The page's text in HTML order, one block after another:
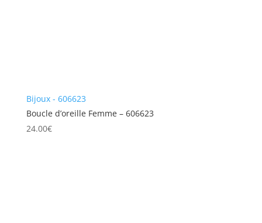
Bijoux - 606623
Boucle d’oreille Femme – 606623
24.00€